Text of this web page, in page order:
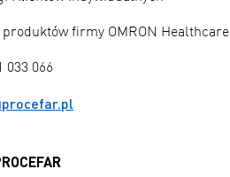
produktów firmy OMRON Healthcare
033 066